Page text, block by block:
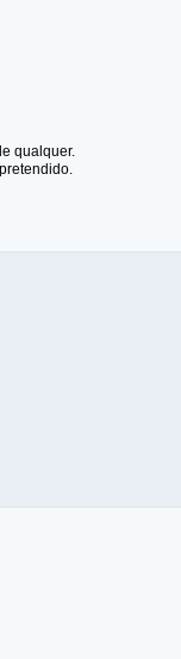
qualquer.